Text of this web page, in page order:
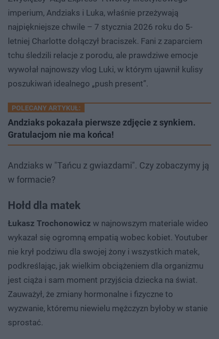
imperium, Andziaks i Luka, właśnie przeżywają
najpiękniejsze chwile – 7 stycznia 2026 roku do 5-
letniej Charlotte dołączył braciszek. Fani z zaparciem
tchu śledzili relacje z porodu, ale prawdziwe emocje
wywołał najnowszy vlog Luki, w którym ujawnił kulisy
poszukiwań idealnego „push present”.
POLECANY ARTYKUŁ:
Andziaks pokazała pierwsze zdjęcie z synkiem.
Gratulacjom nie ma końca!
Andziaks w "Tańcu z gwiazdami". Czy zobaczymy ją
w formacie?
Hołd dla matek
Łukasz Trochonowicz w najnowszym materiale wideo
wykazał się ogromną empatią wobec kobiet. Youtuber
nie krył podziwu dla swojej żony i wszystkich matek,
podkreślając, jak wielkim obciążeniem dla organizmu
jest ciąża i sam moment przyjścia dziecka na świat.
Zauważył, że zmiany hormonalne i fizyczne to
wyzwanie, któremu niewielu mężczyzn byłoby w stanie
sprostać.